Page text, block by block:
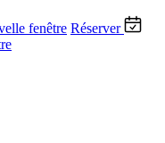
fenêtre Réserver